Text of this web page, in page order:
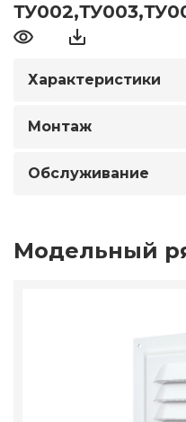
Характеристики
Монтаж
Обслуживание
Модельный